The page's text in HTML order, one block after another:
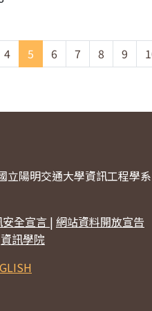
4 5 6 7 8 9
陽明交通大學資訊工程學
全宣言 | 網站資料開放宣告
資訊學院